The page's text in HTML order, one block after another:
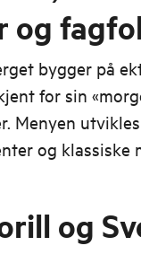
og
bygger på
for sin
Menyen
og klassiske
og